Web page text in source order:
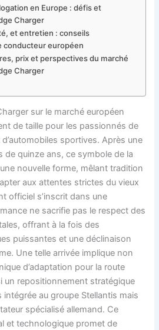
en Europe : défis et
Charger
et entretien : conseils
conducteur européen
prix et perspectives du marché
Charger
sur le marché européen
de taille pour les passionnés de
sportives. Après une
de quinze ans, ce symbole de la
nouvelle forme, mêlant tradition
aux attentes strictes du vieux
officiel s’inscrit dans une
ne sacrifie pas le respect des
offrant à la fois des
puissantes et une déclinaison
Une telle arrivée implique non
d’adaptation pour la route
un repositionnement stratégique
au groupe Stellantis mais
spécialisé allemand. Ce
et technologique promet de